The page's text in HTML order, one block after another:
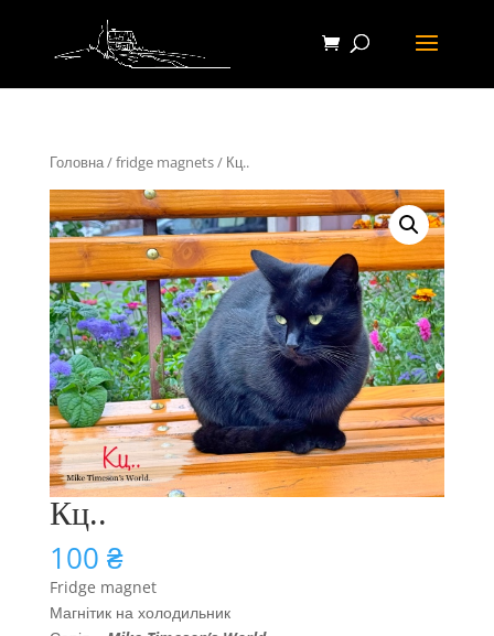
Головна/fridge magnets/ Кц..
Кц..
100 ₴
Fridge magnet
Магнітик на холодильник